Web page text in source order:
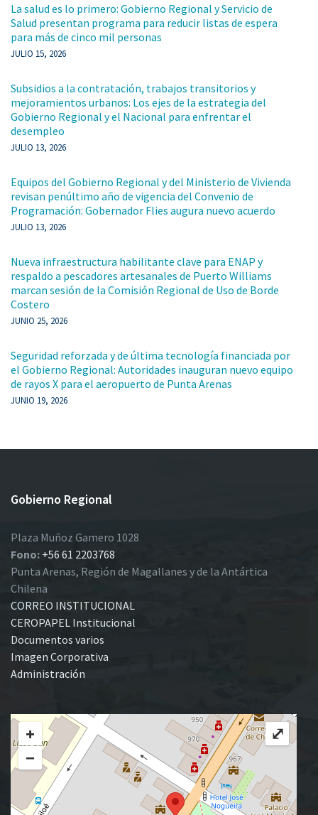
La salud es lo primero: Gobierno Regional y Servicio de
Salud presentan programa para reducir listas de espera
para más de cinco mil personas
JULIO 15, 2026
Subsidios a la contratación, trabajos transitorios y
mejoramientos urbanos: Los ejes de la estrategia del
Gobierno Regional y el Nacional para enfrentar el
desempleo
JULIO 13, 2026
Equipos del Gobierno Regional y del Ministerio de Vivienda
revisan penúltimo año de vigencia del Convenio de
Programación: Gobernador Flies augura nuevo acuerdo
JULIO 13, 2026
Nueva infraestructura habilitante clave para ENAP y
respaldo a pescadores artesanales de Puerto Williams
marcan sesión de la Comisión Regional de Uso de Borde
Costero
JUNIO 25, 2026
Seguridad reforzada y de última tecnología financiada por
el Gobierno Regional: Autoridades inauguran nuevo equipo
de rayos X para el aeropuerto de Punta Arenas
JUNIO 19, 2026
Gobierno Regional
Plaza Muñoz Gamero 1028
Fono: +56 61 2203768
Punta Arenas, Región de Magallanes y de la Antártica
Chilena
CORREO INSTITUCIONAL
CEROPAPEL Institucional
Documentos varios
Imagen Corporativa
Administración
+
−
⤢